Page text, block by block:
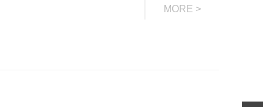
MORE >